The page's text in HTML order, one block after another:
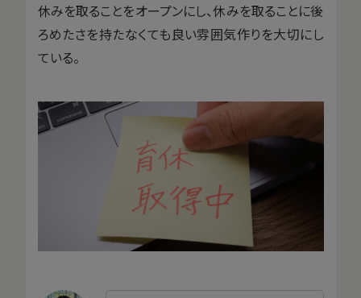
休みを取ることをオープンにし、休みを取ることに後
ろめたさを持たなくても良い雰囲気作りを大切にし
ている。